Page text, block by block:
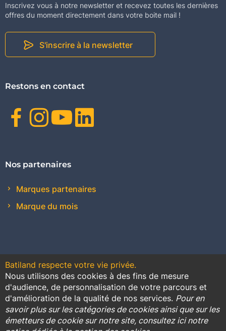
Inscrivez vous à notre newsletter et recevez toutes les dernières
offres du moment directement dans votre boite mail !
S'inscrire à la newsletter
Restons en contact
Facebook
Instagram
Youtube
Nos partenaires
Marques partenaires
Marque du mois
Contact Conditions générales de vente
Promotions
Règlement général sur la protection des données
Batiland respecte votre vie privée.
Nous utilisons des cookies à des fins de mesure
d'audience, de personnalisation de votre parcours et
d'amélioration de la qualité de nos services. Pour en
savoir plus sur les catégories de cookies ainsi que sur les
émetteurs de cookie sur notre site, consultez ici notre